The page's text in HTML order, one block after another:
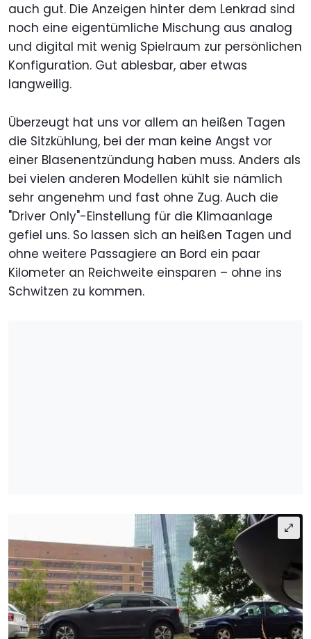
auch gut. Die Anzeigen hinter dem Lenkrad sind
noch eine eigentümliche Mischung aus analog
und digital mit wenig Spielraum zur persönlichen
Konfiguration. Gut ablesbar, aber etwas
langweilig.
Überzeugt hat uns vor allem an heißen Tagen
die Sitzkühlung, bei der man keine Angst vor
einer Blasenentzündung haben muss. Anders als
bei vielen anderen Modellen kühlt sie nämlich
sehr angenehm und fast ohne Zug. Auch die
"Driver Only"-Einstellung für die Klimaanlage
gefiel uns. So lassen sich an heißen Tagen und
ohne weitere Passagiere an Bord ein paar
Kilometer an Reichweite einsparen – ohne ins
Schwitzen zu kommen.